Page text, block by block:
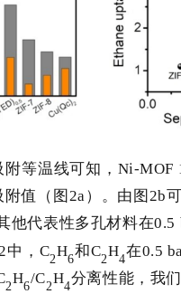
等温线可知， Ni-MOF
附值（图 2a）。由图 2b
他代表性多孔材料在0.5
中， C2H6和C2H4在0.5
2H6/C2H4分离性能，我